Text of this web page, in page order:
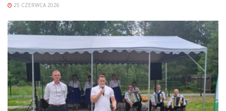
25 CZERWCA 2026